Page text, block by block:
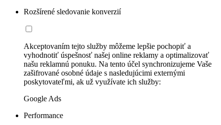
Rozšírené sledovanie konverzií
Akceptovaním tejto služby môžeme lepšie pochopiť a
vyhodnotiť úspešnosť našej online reklamy a optimalizovať
našu reklamnú ponuku. Na tento účel synchronizujeme Vaše
zašifrované osobné údaje s nasledujúcimi externými
poskytovateľmi, ak už využívate ich služby:
Google Ads
Performance